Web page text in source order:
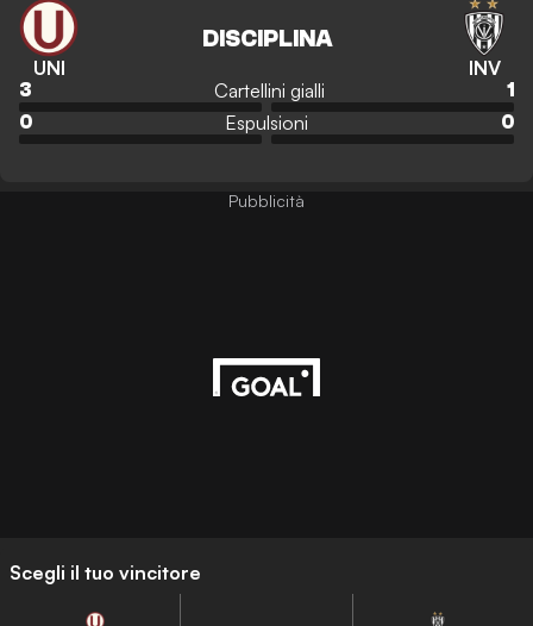
UNI
DISCIPLINA
INV
3 Cartellini gialli
1
0
Espulsioni 0
Scegli il tuo vincitore
Pubblicità